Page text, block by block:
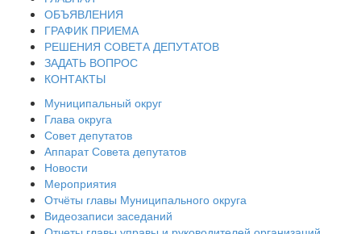
ОБЪЯВЛЕНИЯ
ГРАФИК ПРИЕМА
РЕШЕНИЯ СОВЕТА ДЕПУТАТОВ
ЗАДАТЬ ВОПРОС
КОНТАКТЫ
Муниципальный округ
Глава округа
Совет депутатов
Аппарат Совета депутатов
Новости
Мероприятия
Отчёты главы Муниципального округа
Видеозаписи заседаний